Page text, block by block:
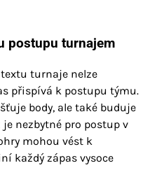
postupu turnajem
turnaje nelze
přispívá k postupu týmu.
body, ale také buduje
nezbytné pro postup v
mohou vést k
každý zápas vysoce